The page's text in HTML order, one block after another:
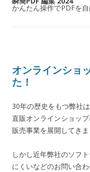
かんたん操作でPDFを
オンラインショ
た！
30年の歴史をもつ弊社
直販オンラインショッ
販売事業を展開してきま
しかし近年弊社のソフ
にくいなどのお問い合